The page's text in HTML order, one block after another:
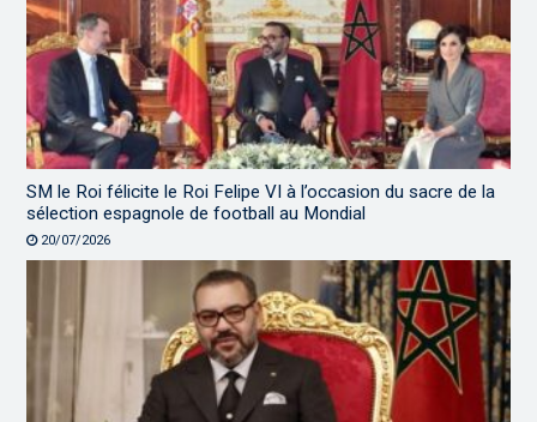
SM le Roi félicite le Roi Felipe VI à l’occasion du sacre de la
sélection espagnole de football au Mondial
20/07/2026